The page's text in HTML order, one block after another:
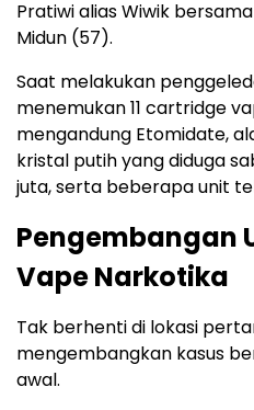
Pratiwi alias Wiwik
Midun (57).
Saat melakukan
menemukan 11 cartridge
mengandung Etomidate,
kristal putih yang diduga
juta, serta beberapa unit
Pengembangan
Vape Narkotika
Tak berhenti di lokasi
mengembangkan kasus
awal.